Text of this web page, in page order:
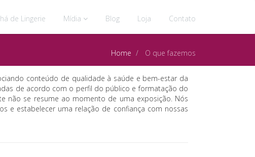
de Lingerie Mídia Blog Loja Contato
Home O que fazemos
conteúdo de qualidade à saúde e bem-estar da
de acordo com o perfil do público e formatação do
não se resume ao momento de uma exposição. Nós
e estabelecer uma relação de confiança com nossas